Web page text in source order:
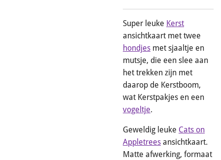
Super leuke Kerst
ansichtkaart met twee
hondjes met sjaaltje en
mutsje, die een slee aan
het trekken zijn met
daarop de Kerstboom,
wat Kerstpakjes en een
vogeltje.
Geweldig leuke Cats on
Appletrees ansichtkaart.
Matte afwerking, formaat